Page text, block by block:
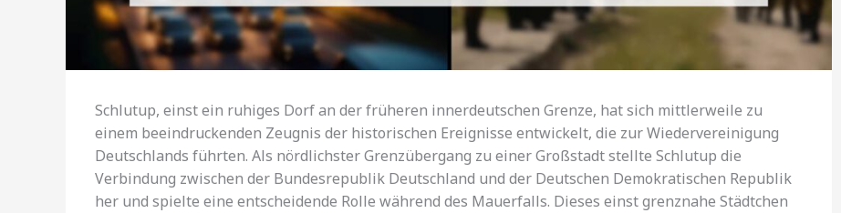
Schlutup, einst ein ruhiges Dorf an der früheren innerdeutschen Grenze, hat sich mittlerweile zu
einem beeindruckenden Zeugnis der historischen Ereignisse entwickelt, die zur Wiedervereinigung
Deutschlands führten. Als nördlichster Grenzübergang zu einer Großstadt stellte Schlutup die
Verbindung zwischen der Bundesrepublik Deutschland und der Deutschen Demokratischen Republik
her und spielte eine entscheidende Rolle während des Mauerfalls. Dieses einst grenznahe Städtchen